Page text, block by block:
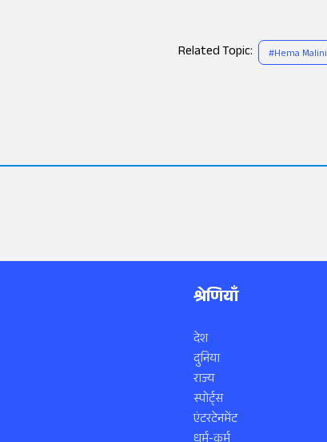
Related Topic: #Hema Malini
श्रेणियाँ
देश
दुनिया
राज्य
स्पोर्ट्स
एंटरटेनमेंट